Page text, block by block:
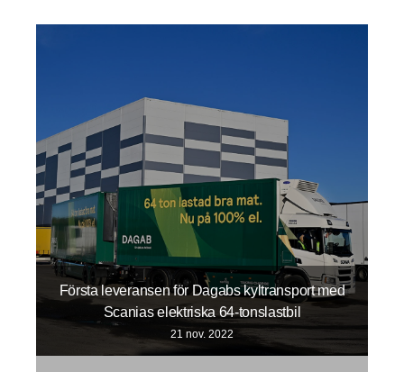
Första leveransen för Dagabs kyltransport med
Scanias elektriska 64-tonslastbil
21 nov. 2022